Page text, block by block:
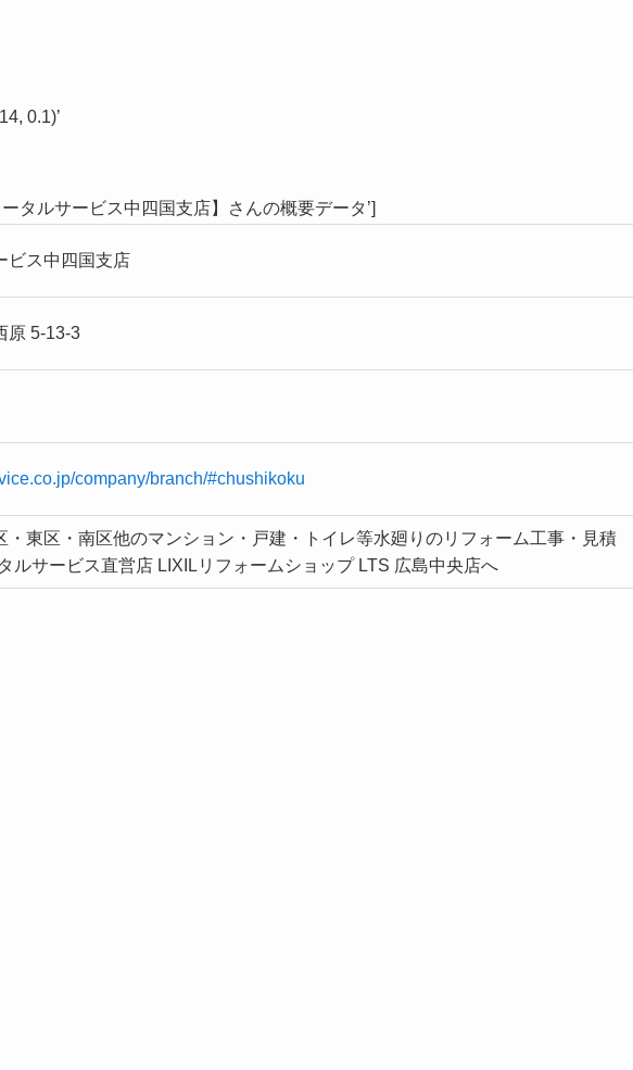
0.1)’
ータルサービス中四国支店】さんの概要データ’]
ビス中四国支店
原 5-13-3
company/branch/#chushikoku
・東区・南区他のマンション・戸建・トイレ等水廻りのリフォーム工事・見積
ルサービス直営店 LIXILリフォームショップ LTS 広島中央店へ